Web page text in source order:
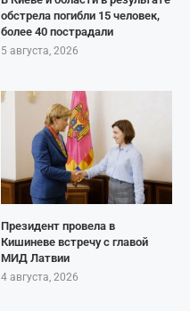
обстрела погибли 15 человек,
более 40 пострадали
5 августа, 2026
Президент провела в
Кишиневе встречу с главой
МИД Латвии
4 августа, 2026